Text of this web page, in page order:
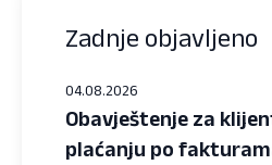
Zadnje objavljeno
04.08.2026
Obavještenje za
plaćanju po